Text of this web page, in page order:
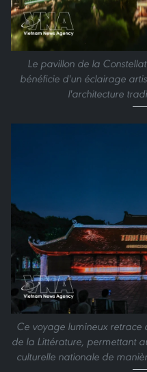
Le pavillon de la
bénéficie d'un éclairage
l'architecture
Ce voyage lumineux retrace
de la Littérature, permettant
culturelle nationale de